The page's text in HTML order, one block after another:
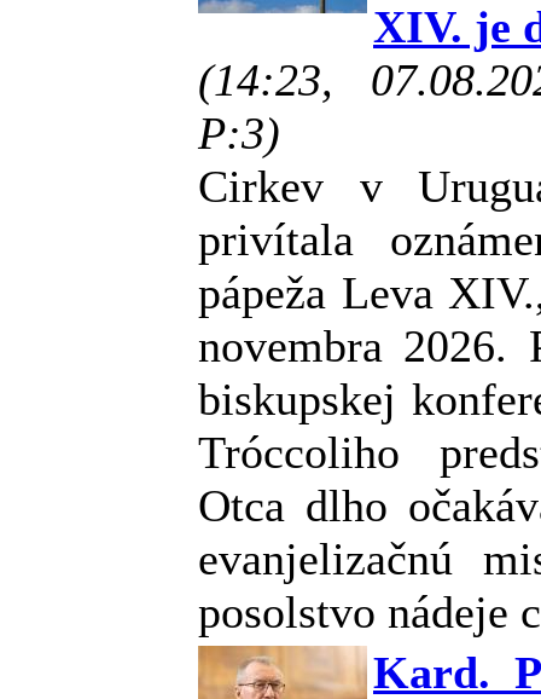
XIV. je
(14:23,
P:3)
Cirkev v
privítala
pápeža Leva
novembra 2026.
biskupskej
Tróccoliho
Otca dlho
evanjelizačnú
posolstvo nádeje
Kard.